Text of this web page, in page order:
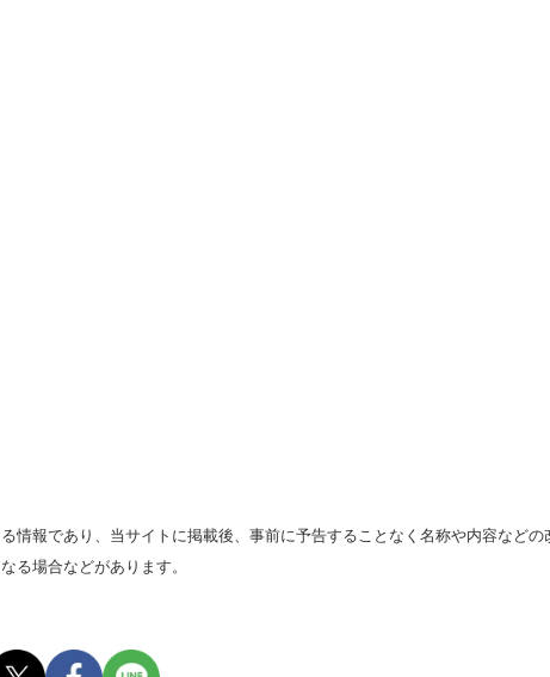
情報であり、当サイトに掲載後、事前に予告することなく名称や内容などの
る場合などがあります。